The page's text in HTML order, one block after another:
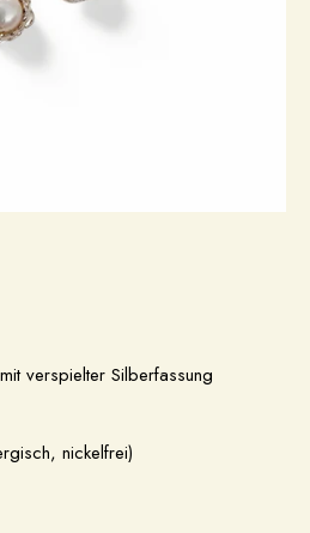
verspielter Silberfassung
nickelfrei)